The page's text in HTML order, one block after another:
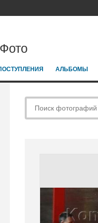
Фото
АЛЬБОМЫ